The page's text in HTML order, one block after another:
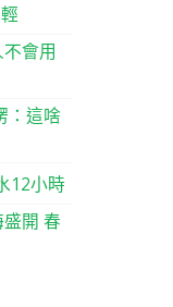
會用
：這啥
12小時
開 春